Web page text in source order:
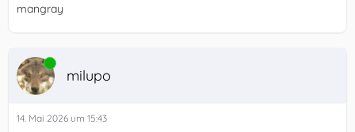
mangray
Online
milupo
14. Mai 2026 um 15:43